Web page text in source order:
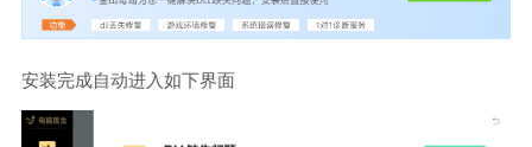
安装完成自动进入如下界面